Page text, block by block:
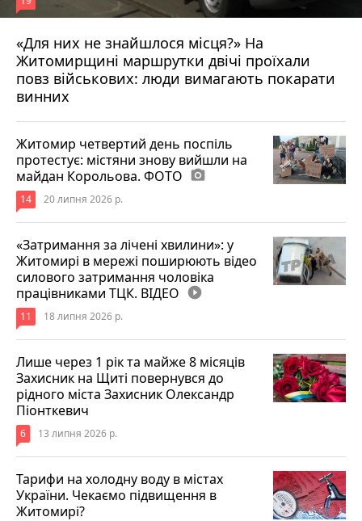
«Для них не знайшлося місця?» На
Житомирщині маршрутки двічі проїхали
повз військових: люди вимагають покарати
винних
17 липня 2026 р.
Житомир четвертий день поспіль
протестує: містяни знову вийшли на
майдан Корольова. ФОТО photo_camera
14 20 липня 2026 р.
«Затримання за лічені хвилини»: у
Житомирі в мережі поширюють відео
силового затримання чоловіка
працівниками ТЦК. ВІДЕО play_circle_filled
11 18 липня 2026 р.
Лише через 1 рік та майже 8 місяців
Захисник на Щиті повернувся до
рідного міста Захисник Олександр
Піонткевич
6 13 липня 2026 р.
Тарифи на холодну воду в містах
України. Чекаємо підвищення в
Житомирі?